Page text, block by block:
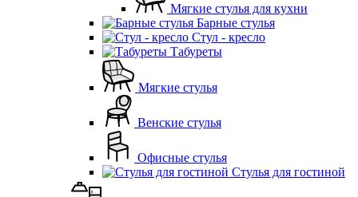
Мягкие стулья для кухни
Барные стулья
Стул - кресло
Табуреты
Мягкие стулья
Венские стулья
Офисные стулья
Стулья для гостиной